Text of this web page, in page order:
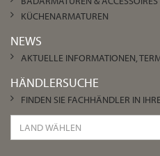
KÜCHENARMATUREN
NEWS
AKTUELLE INFORMATIONEN,
HÄNDLERSUCHE
FINDEN SIE FACHHÄNDLER IN
LAND WÄHLEN